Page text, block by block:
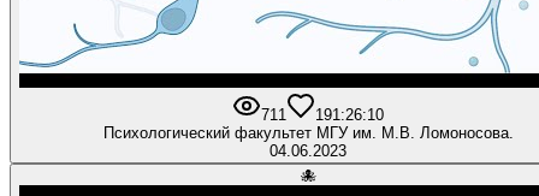
711 191:26:10
Психологический факультет МГУ им. М.В. Ломоносова.
04.06.2023
🐙